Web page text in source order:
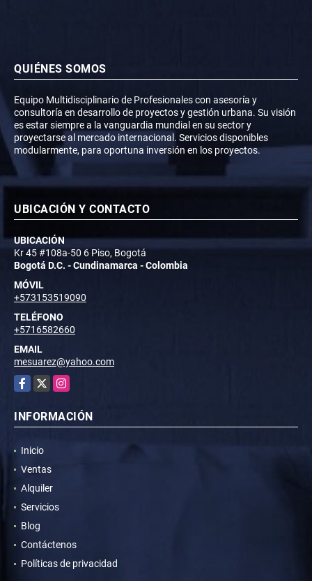
QUIÉNES SOMOS
Equipo Multidisciplinario de Profesionales con asesoría y
consultoría en desarrollo de proyectos y gestión urbana. Su visión
es estar siempre a la vanguardia mundial en su sector y
proyectarse al mercado internacional. Servicios disponibles
modularmente, para oportuna inversión en los proyectos.
UBICACIÓN Y CONTACTO
UBICACIÓN
Kr 45 #108a-50 6 Piso, Bogotá
Bogotá D.C. - Cundinamarca - Colombia
MÓVIL
+573153519090
TELÉFONO
+5716582660
EMAIL
mesuarez@yahoo.com
Facebook
X Instagram
INFORMACIÓN
Inicio
Ventas
Alquiler
Servicios
Blog
Contáctenos
Políticas de privacidad